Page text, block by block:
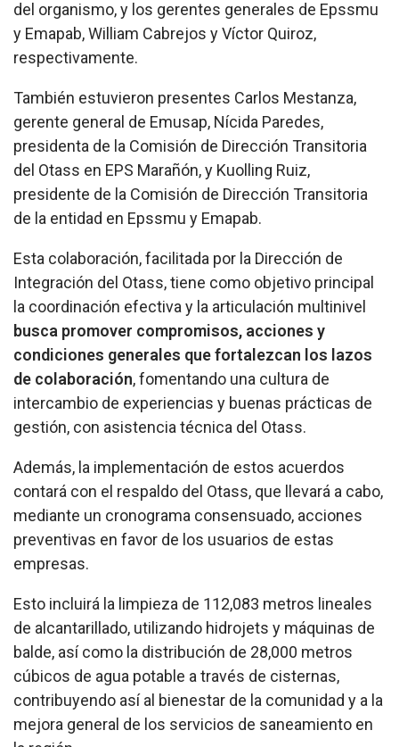
del organismo, y los gerentes generales de Epssmu
y Emapab, William Cabrejos y Víctor Quiroz,
respectivamente.
También estuvieron presentes Carlos Mestanza,
gerente general de Emusap, Nícida Paredes,
presidenta de la Comisión de Dirección Transitoria
del Otass en EPS Marañón, y Kuolling Ruiz,
presidente de la Comisión de Dirección Transitoria
de la entidad en Epssmu y Emapab.
Esta colaboración, facilitada por la Dirección de
Integración del Otass, tiene como objetivo principal
la coordinación efectiva y la articulación multinivel
busca promover compromisos, acciones y
condiciones generales que fortalezcan los lazos
de colaboración, fomentando una cultura de
intercambio de experiencias y buenas prácticas de
gestión, con asistencia técnica del Otass.
Además, la implementación de estos acuerdos
contará con el respaldo del Otass, que llevará a cabo,
mediante un cronograma consensuado, acciones
preventivas en favor de los usuarios de estas
empresas.
Esto incluirá la limpieza de 112,083 metros lineales
de alcantarillado, utilizando hidrojets y máquinas de
balde, así como la distribución de 28,000 metros
cúbicos de agua potable a través de cisternas,
contribuyendo así al bienestar de la comunidad y a la
mejora general de los servicios de saneamiento en